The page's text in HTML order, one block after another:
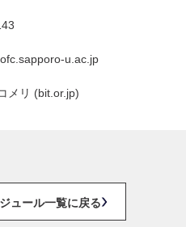
u.ac.jp
メリ (bit.or.jp)
ュール一覧に戻る